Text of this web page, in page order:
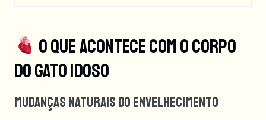
O Que Acontece Com O Corpo
Do Gato Idoso
Mudanças Naturais Do Envelhecimento